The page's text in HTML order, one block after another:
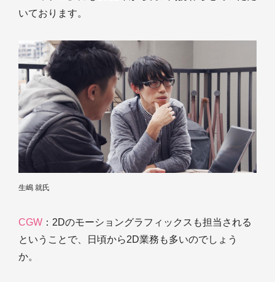
いております。
生嶋 就氏
CGW ：2Dのモーショングラフィックスも担当される
ということで、日頃から2D業務も多いのでしょう
か。